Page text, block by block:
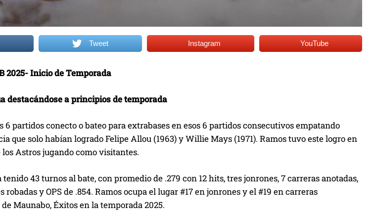
Tweet Instagram YouTube
2025- Inicio de Temporada
destacándose a principios de temporada
partidos conecto o bateo para extrabases en esos 6 partidos consecutivos empatando
que solo habían logrado Felipe Allou (1963) y Willie Mays (1971). Ramos tuvo este logro en
Astros jugando como visitantes.
43 turnos al bate, con promedio de .279 con 12 hits, tres jonrones, 7 carreras anotadas,
robadas y OPS de .854. Ramos ocupa el lugar #17 en jonrones y el #19 en carreras
Maunabo, Éxitos en la temporada 2025.